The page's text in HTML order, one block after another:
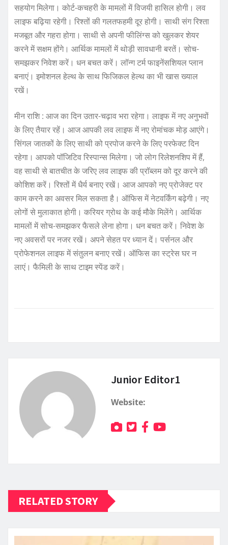
सहयोग मिलेगा। कोर्ट-कचहरी के मामलों में विजयी हासिल होगी। लव
लाइफ बढ़िया रहेगी। रिश्तों की गलतफहमी दूर होगी। साथी संग रिश्ता
मजबूत और गहरा होगा। साथी से अपनी फीलिंग्स को खुलकर शेयर
करने में सक्षम होंगे। आर्थिक मामलों में थोड़ी सावधानी बरतें। सोच-
समझकर निवेश करें। धन बचत करें। लॉन्ग टर्म फाइनेंसशियल प्लान
बनाएं। इमोशनल हेल्थ के साथ फिजिकल हेल्थ का भी खास ख्याल
रखें।
मीन राशि : आज का दिन उतार-चढ़ाव भरा रहेगा। लाइफ में नए अनुभवों
के लिए तैयार रहें। आज आपकी लव लाइफ में नए रोमांचक मोड़ आएंगे।
सिंगल जातकों के लिए साथी को प्रपोज करने के लिए परफेक्ट दिन
रहेगा। आपको पॉजिटिव रिस्पान्स मिलेगा। जो लोग रिलेशनशिप में हैं,
वह साथी से बातचीत के जरिए लव लाइफ की प्रॉब्लम को दूर करने की
कोशिश करें। रिश्तों में धैर्य बनाए रखें। आज आपको नए प्रोजेक्ट पर
काम करने का अवसर मिल सकता है। ऑफिस में नेटवर्किंग बढ़ेगी। नए
लोगों से मुलाकात होगी। करियर ग्रोथ के कई मौके मिलेंगे। आर्थिक
मामलों में सोच-समझकर फैसले लेना होगा। धन बचत करें। निवेश के
नए अवसरों पर नजर रखें। अपने सेहत पर ध्यान दें। पर्सनल और
प्रोफेशनल लाइफ में संतुलन बनाए रखें। ऑफिस का स्ट्रेस घर न
लाएं। फैमिली के साथ टाइम स्पेंड करें।
Junior Editor1
Website:
RELATED STORY